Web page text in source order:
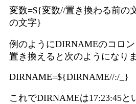
変数=${変数//置き換わる前の
の文字}
例のようにDIRNAMEのコロ
置き換えると次のようになりま
DIRNAME=${DIRNAME//:/_}
これでDIRNAMEは17:23:45と